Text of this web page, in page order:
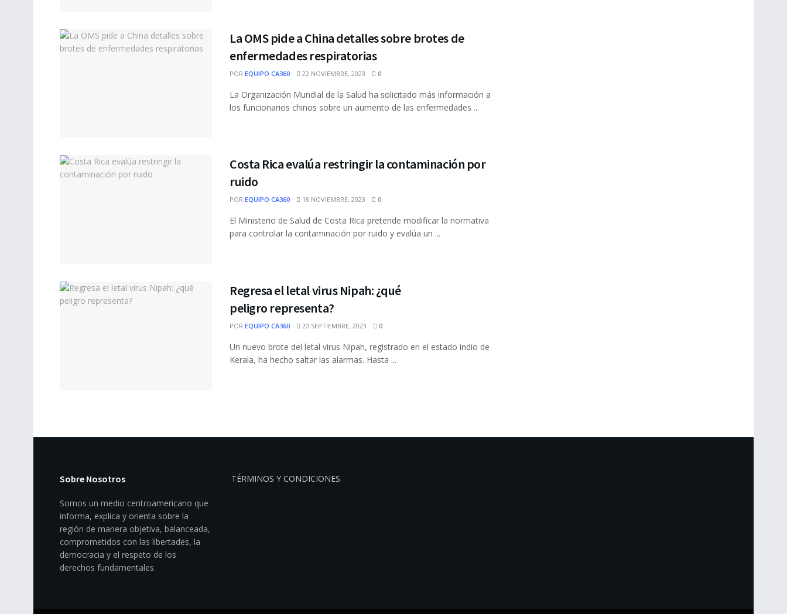
La OMS pide a China detalles sobre brotes de
enfermedades respiratorias
POR EQUIPO CA360 22 NOVIEMBRE, 2023 0
La Organización Mundial de la Salud ha solicitado más información a
los funcionarios chinos sobre un aumento de las enfermedades ...
Costa Rica evalúa restringir la contaminación por
ruido
POR EQUIPO CA360 18 NOVIEMBRE, 2023 0
El Ministerio de Salud de Costa Rica pretende modificar la normativa
para controlar la contaminación por ruido y evalúa un ...
Regresa el letal virus Nipah: ¿qué
peligro representa?
POR EQUIPO CA360 20 SEPTIEMBRE, 2023 0
Un nuevo brote del letal virus Nipah, registrado en el estado indio de
Kerala, ha hecho saltar las alarmas. Hasta ...
Sobre Nosotros
Somos un medio centroamericano que
informa, explica y orienta sobre la
región de manera objetiva, balanceada,
comprometidos con las libertades, la
democracia y el respeto de los
derechos fundamentales.
TÉRMINOS Y CONDICIONES.